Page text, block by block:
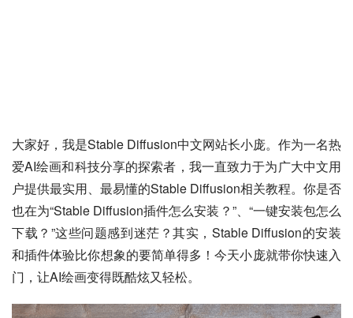
大家好，我是Stable Diffusion中文网站长小庞。作为一名热
爱AI绘画和科技分享的探索者，我一直致力于为广大中文用
户提供最实用、最易懂的Stable Diffusion相关教程。你是否
也在为“Stable Diffusion插件怎么安装？”、“一键安装包怎么
下载？”这些问题感到迷茫？其实，Stable Diffusion的安装
和插件体验比你想象的要简单得多！今天小庞就带你快速入
门，让AI绘画变得既酷炫又轻松。